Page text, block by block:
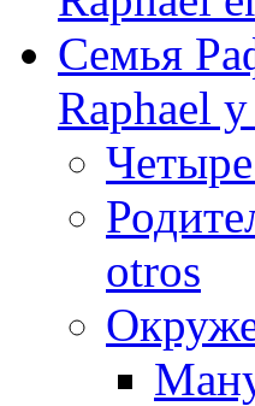
Семья
Raphael
otros